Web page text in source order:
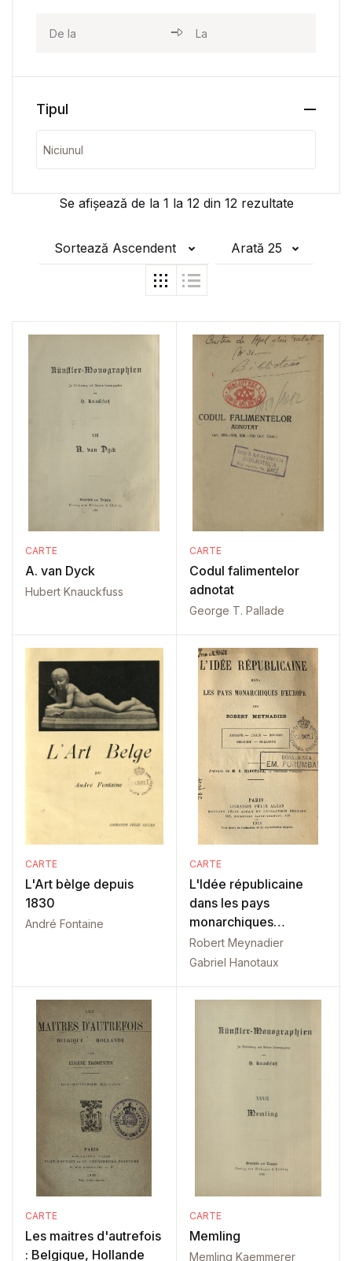
Se afișează de la 1 la 12din 12rezultate
Sortează Ascendent Arată 25
CARTE
A. van Dyck
Hubert Knauckfuss
CARTE
Codul falimentelor
adnotat
George T. Pallade
CARTE
L'Art bèlge depuis
1830
André Fontaine
CARTE
L'Idée républicaine
dans les pays
monarchiques
d'Europe
Robert Meynadier
Gabriel Hanotaux
CARTE
Les maitres d'autrefois
: Belgique, Hollande
CARTE
Memling
Memling Kaemmerer
Tipul